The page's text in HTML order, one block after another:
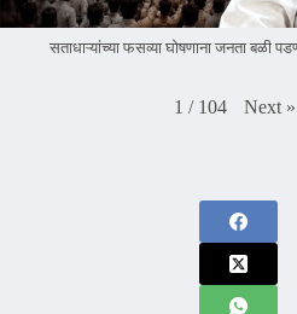
सताधाऱ्यांच्या फसव्या घोषणाना जनता बळी
1 / 104 Next »